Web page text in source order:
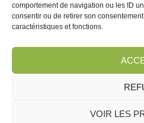
comportement de navigation ou les ID
consentir ou de retirer son
caractéristiques et fonctions.
VOIR LES
Politique de dépôt
@2026, Tous droits réservés |